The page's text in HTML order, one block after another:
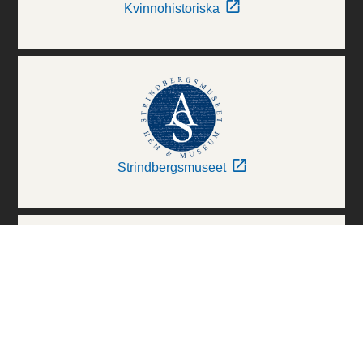
Kvinnohistoriska
Strindbergsmuseet